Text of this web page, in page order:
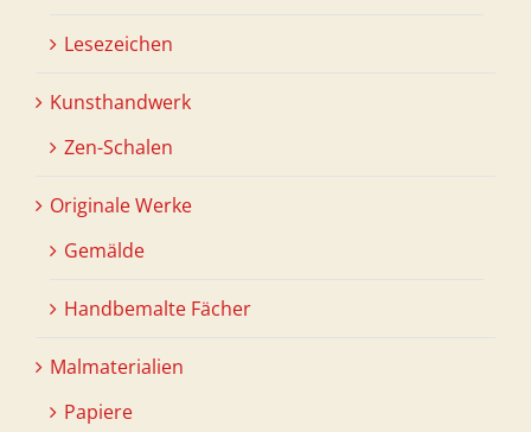
Lesezeichen
Kunsthandwerk
Zen-Schalen
Originale Werke
Gemälde
Handbemalte Fächer
Malmaterialien
Papiere